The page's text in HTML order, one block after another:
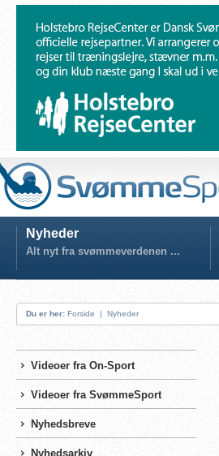
Nyheder
Alt nyt fra svømmeverdenen ...
Du er her: Forside | Nyheder
Videoer fra On-Sport
Videoer fra SvømmeSport
Nyhedsbreve
Nyhedsarkiv